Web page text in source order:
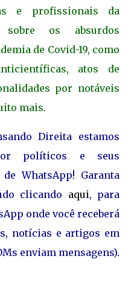
e profissionais da
sobre os absurdos
de Covid-19, como
atos de
por notáveis
mais.
Direita estamos
políticos e seus
WhatsApp! Garanta
clicando aqui, para
onde você receberá
notícias e artigos em
enviam mensagens).